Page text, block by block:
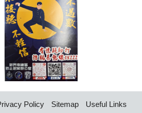
Policy Sitemap Useful Links